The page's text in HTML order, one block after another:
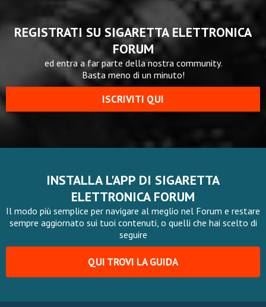
REGISTRATI SU SIGARETTA ELETTRONICA
FORUM
ed entra a far parte della nostra community.
Basta meno di un minuto!
ISCRIVITI QUI
INSTALLA L'APP DI SIGARETTA
ELETTRONICA FORUM
Il modo più semplice per navigare al meglio nel Forum e restare
sempre aggiornato sui tuoi contenuti, o quelli che hai scelto di
seguire
QUI TROVI LA GUIDA